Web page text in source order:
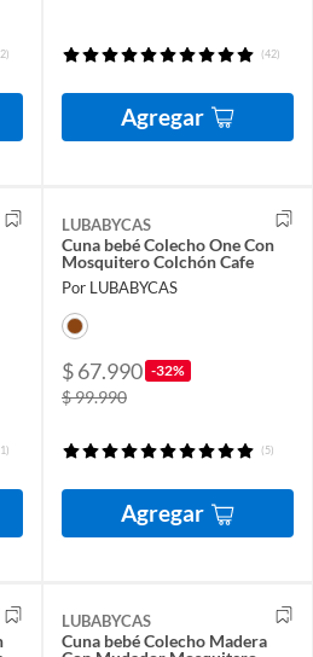
(42)
Agregar
LUBABYCAS
Cuna bebé Colecho One Con
Mosquitero Colchón Cafe
Por LUBABYCAS
$ 67.990 -32%
$ 99.990
(5)
Agregar
LUBABYCAS
Cuna bebé Colecho Madera